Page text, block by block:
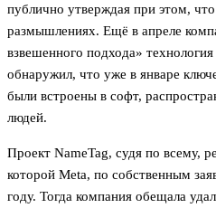
публично утверждая при этом,
размышлениях. Ещё в апреле
взвешенного подхода»
обнаружил, что уже в январе
были встроены в софт,
людей.
Проект NameTag, судя по всему,
которой Meta, по собственным
году. Тогда компания обещала